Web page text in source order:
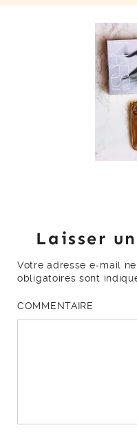
Laisser
Votre adresse e-mail
obligatoires sont
COMMENTAIRE